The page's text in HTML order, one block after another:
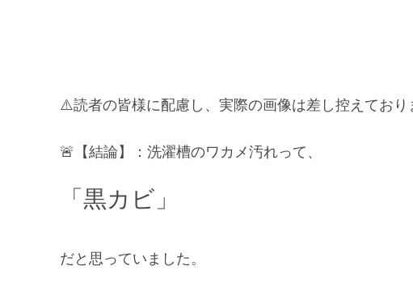
⚠️読者の皆様に配慮し、実際の画像は差し控えており
🚨【結論】：洗濯槽のワカメ汚れって、
「黒カビ」
だと思っていました。